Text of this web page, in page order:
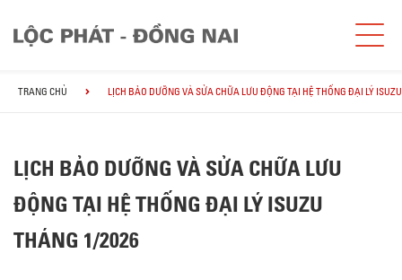
TRANG CHỦ LỊCH BẢO DƯỠNG VÀ SỬA CHỮA LƯU ĐỘNG TẠI HỆ THỐNG ĐẠI LÝ
LỊCH BẢO DƯỠNG VÀ SỬA CHỮA LƯU
ĐỘNG TẠI HỆ THỐNG ĐẠI LÝ ISUZU
THÁNG 1/2026